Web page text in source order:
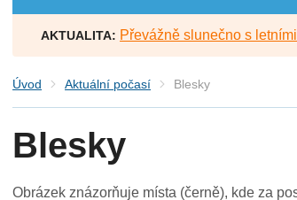
AKTUALITA: Převážně slunečno s
Úvod Aktuální počasí Blesky
Blesky
Obrázek znázorňuje místa (černě), kde za